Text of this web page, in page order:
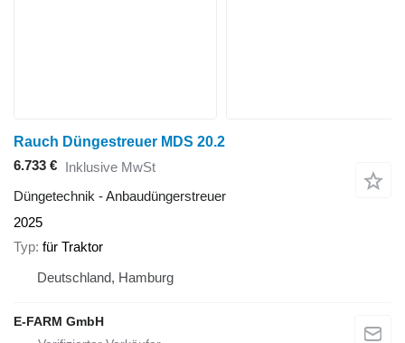
Rauch Düngestreuer MDS 20.2
6.733 € Inklusive MwSt
Düngetechnik - Anbaudüngerstreuer
2025
Typ für Traktor
Deutschland, Hamburg
E-FARM GmbH